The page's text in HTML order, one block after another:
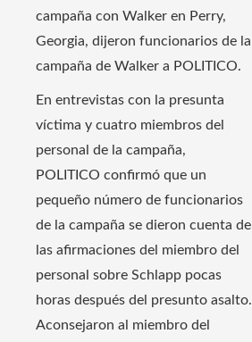
campaña con Walker en Perry,
Georgia, dijeron funcionarios de la
campaña de Walker a POLITICO.
En entrevistas con la presunta
víctima y cuatro miembros del
personal de la campaña,
POLITICO confirmó que un
pequeño número de funcionarios
de la campaña se dieron cuenta de
las afirmaciones del miembro del
personal sobre Schlapp pocas
horas después del presunto asalto.
Aconsejaron al miembro del